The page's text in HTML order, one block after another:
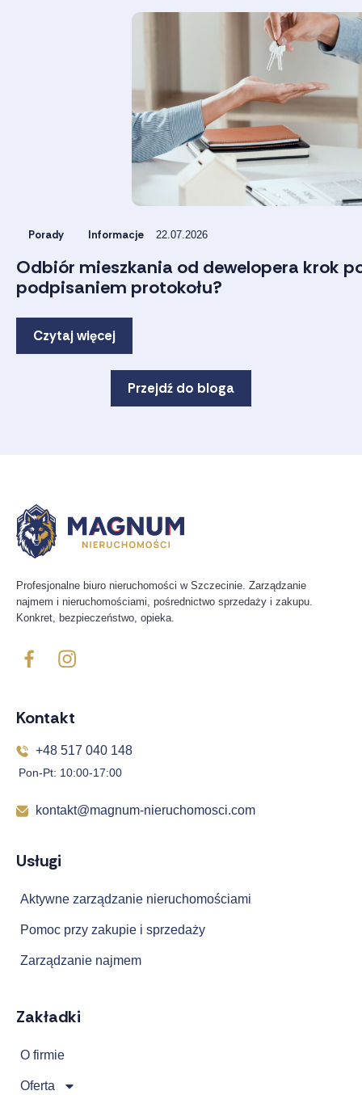
Porady Informacje 22.07.2026
Odbiór mieszkania od dewelopera krok
podpisaniem protokołu?
Czytaj więcej
Przejdź do bloga
Profesjonalne biuro nieruchomości w Szczecinie. Zarządzanie
najmem i nieruchomościami, pośrednictwo sprzedaży i zakupu.
Konkret, bezpieczeństwo, opieka.
Usługi
Aktywne zarządzanie nieruchomościami
Pomoc przy zakupie i sprzedaży
Zarządzanie najmem
Zakładki
O firmie
Oferta
Kontakt
+48 517 040 148
Pon-Pt: 10:00-17:00
kontakt@magnum-nieruchomosci.com